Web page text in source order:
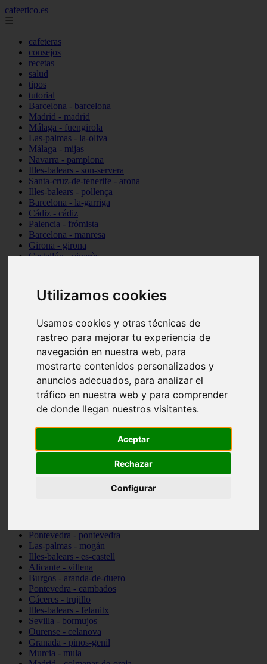
Utilizamos cookies
Usamos cookies y otras técnicas de
rastreo para mejorar tu experiencia de
navegación en nuestra web, para
mostrarte contenidos personalizados y
anuncios adecuados, para analizar el
tráfico en nuestra web y para comprender
de donde llegan nuestros visitantes.
Aceptar
Rechazar
Configurar
cafeetico.es
☰
cafeteras
consejos
recetas
salud
tipos
tutorial
Barcelona - barcelona
Madrid - madrid
Málaga - fuengirola
Las-palmas - la-oliva
Málaga - mijas
Navarra - pamplona
Illes-balears - son-servera
Santa-cruz-de-tenerife - arona
Illes-balears - pollença
Barcelona - la-garriga
Cádiz - cádiz
Palencia - frómista
Barcelona - manresa
Girona - girona
Castellón - vinaròs
Málaga - nerja
Girona - blanes
Málaga - marbella
Asturias - gijón
Girona - figueres
Alicante - santa-pola
Almería - roquetas-de-mar
Girona - tossa-de-mar
Barcelona - sant-cugat-del-vallès
Alicante - l39alfàs-del-pi
Barcelona - vilanova-i-la-geltrú
Castellón - peñíscola
Illes-balears - sant-josep-de-sa-talaia
Pontevedra - pontevedra
Las-palmas - mogán
Illes-balears - es-castell
Alicante - villena
Burgos - aranda-de-duero
Pontevedra - cambados
Cáceres - trujillo
Illes-balears - felanitx
Sevilla - bormujos
Ourense - celanova
Granada - pinos-genil
Murcia - mula